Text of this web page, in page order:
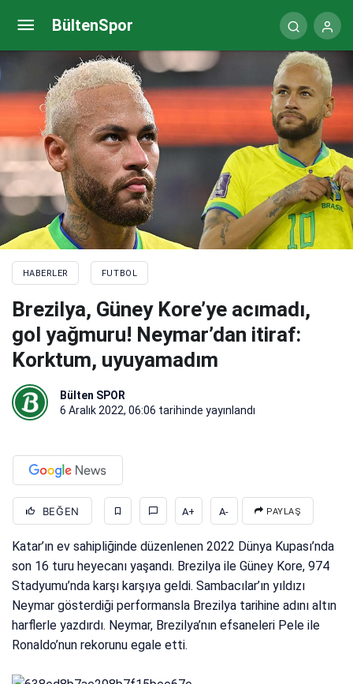
BültenSpor
HABERLER FUTBOL
Brezilya, Güney Kore’ye acımadı,
gol yağmuru! Neymar’dan itiraf:
Korktum, uyuyamadım
Bülten SPOR
6 Aralık 2022, 06:06 tarihinde yayınlandı
BEĞEN A+ A- PAYLAŞ
Katar’ın ev sahipliğinde düzenlenen 2022 Dünya Kupası’nda
son 16 turu heyecanı yaşandı. Brezilya ile Güney Kore, 974
Stadyumu’nda karşı karşıya geldi. Sambacılar’ın yıldızı
Neymar gösterdiği performansla Brezilya tarihine adını altın
harflerle yazdırdı. Neymar, Brezilya’nın efsaneleri Pele ile
Ronaldo’nun rekorunu egale etti.
Brezilya, Güney Kore’ye acımadı, gol yağmuru!
Neymar’dan itiraf: Korktum, uyuyamadım